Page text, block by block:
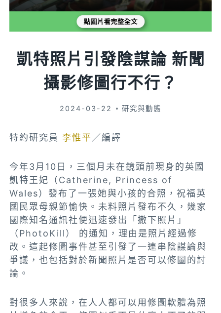
凱特照片引發陰謀論 新聞
攝影修圖行不行？
2024-03-22 研究與動態
特約研究員 李惟平 ／編譯
今年3月10日，三個月未在鏡頭前現身的英國
凱特王妃（Catherine, Princess of
Wales）發布了一張她與小孩的合照，祝福英
國民眾母親節愉快。未料照片發布不久，幾家
國際知名通訊社便迅速發出「撤下照片」
（PhotoKill） 的通知，理由是照片經過修
改。這起修圖事件甚至引發了一連串陰謀論與
爭議，也包括對於新聞照片是否可以修圖的討
論。
對很多人來說，在人人都可以用修圖軟體為照